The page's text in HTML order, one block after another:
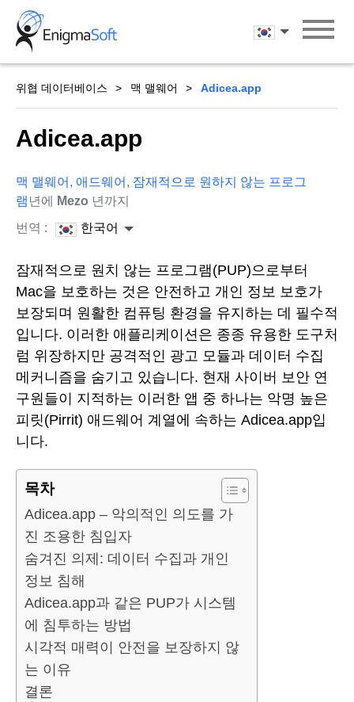
Skip
content
한국어
위협 데이터베이스 맥 맬웨어 Adicea.app
Adicea.app
맥 맬웨어 , 애드웨어 , 잠재적으로 원하지 않는 프로그
램 년에 Mezo 년까지
번역 :
한국어
잠재적으로 원치 않는 프로그램(PUP)으로부터
Mac을 보호하는 것은 안전하고 개인 정보 보호가
보장되며 원활한 컴퓨팅 환경을 유지하는 데 필수적
입니다. 이러한 애플리케이션은 종종 유용한 도구처
럼 위장하지만 공격적인 광고 모듈과 데이터 수집
메커니즘을 숨기고 있습니다. 현재 사이버 보안 연
구원들이 지적하는 이러한 앱 중 하나는 악명 높은
피릿(Pirrit) 애드웨어 계열에 속하는 Adicea.app입
니다.
목차
Adicea.app – 악의적인 의도를 가
진 조용한 침입자
숨겨진 의제: 데이터 수집과 개인
정보 침해
Adicea.app과 같은 PUP가 시스템
에 침투하는 방법
시각적 매력이 안전을 보장하지 않
는 이유
결론